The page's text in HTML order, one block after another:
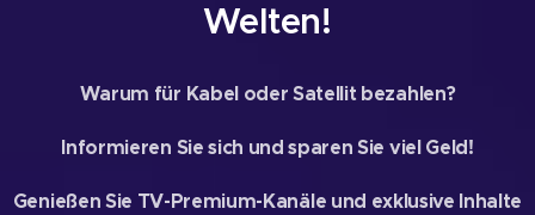
Welten!
Warum für Kabel oder Satellit bezahlen?
Informieren Sie sich und sparen Sie viel Geld!
Genießen Sie TV-Premium-Kanäle und exklusive Inhalte